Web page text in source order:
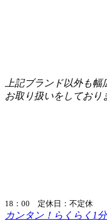
上記ブランド以外も幅
お取り扱いをしており
18：00 定休日：不定休
カンタン！らくらく1